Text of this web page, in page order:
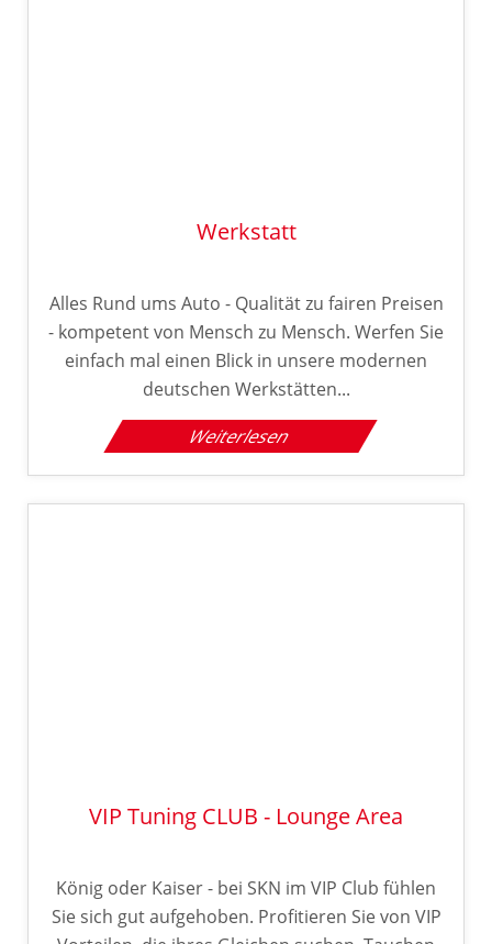
Werkstatt
Alles Rund ums Auto - Qualität zu fairen Preisen
- kompetent von Mensch zu Mensch. Werfen Sie
einfach mal einen Blick in unsere modernen
deutschen Werkstätten...
Weiterlesen
VIP Tuning CLUB - Lounge Area
König oder Kaiser - bei SKN im VIP Club fühlen
Sie sich gut aufgehoben. Profitieren Sie von VIP